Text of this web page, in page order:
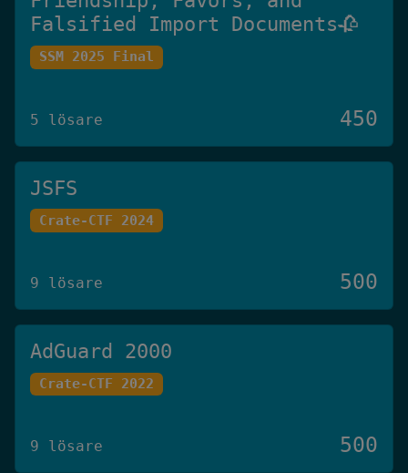
Falsified Import Documents🥀
SSM 2025 Final
5 lösare 450
JSFS
Crate-CTF 2024
9 lösare 500
AdGuard 2000
Crate-CTF 2022
9 lösare 500